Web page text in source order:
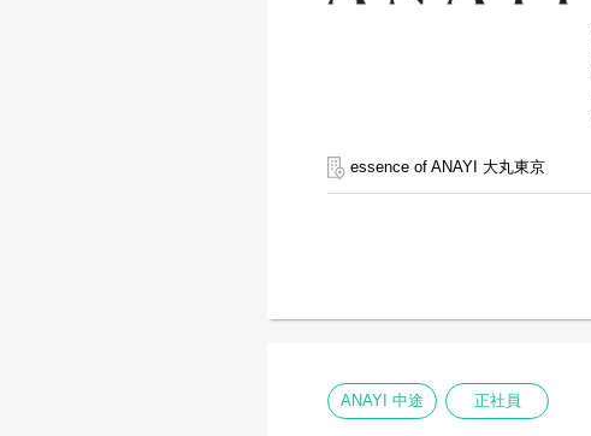
essence of ANAYI 大丸東京
ANAYI 中途 正社員